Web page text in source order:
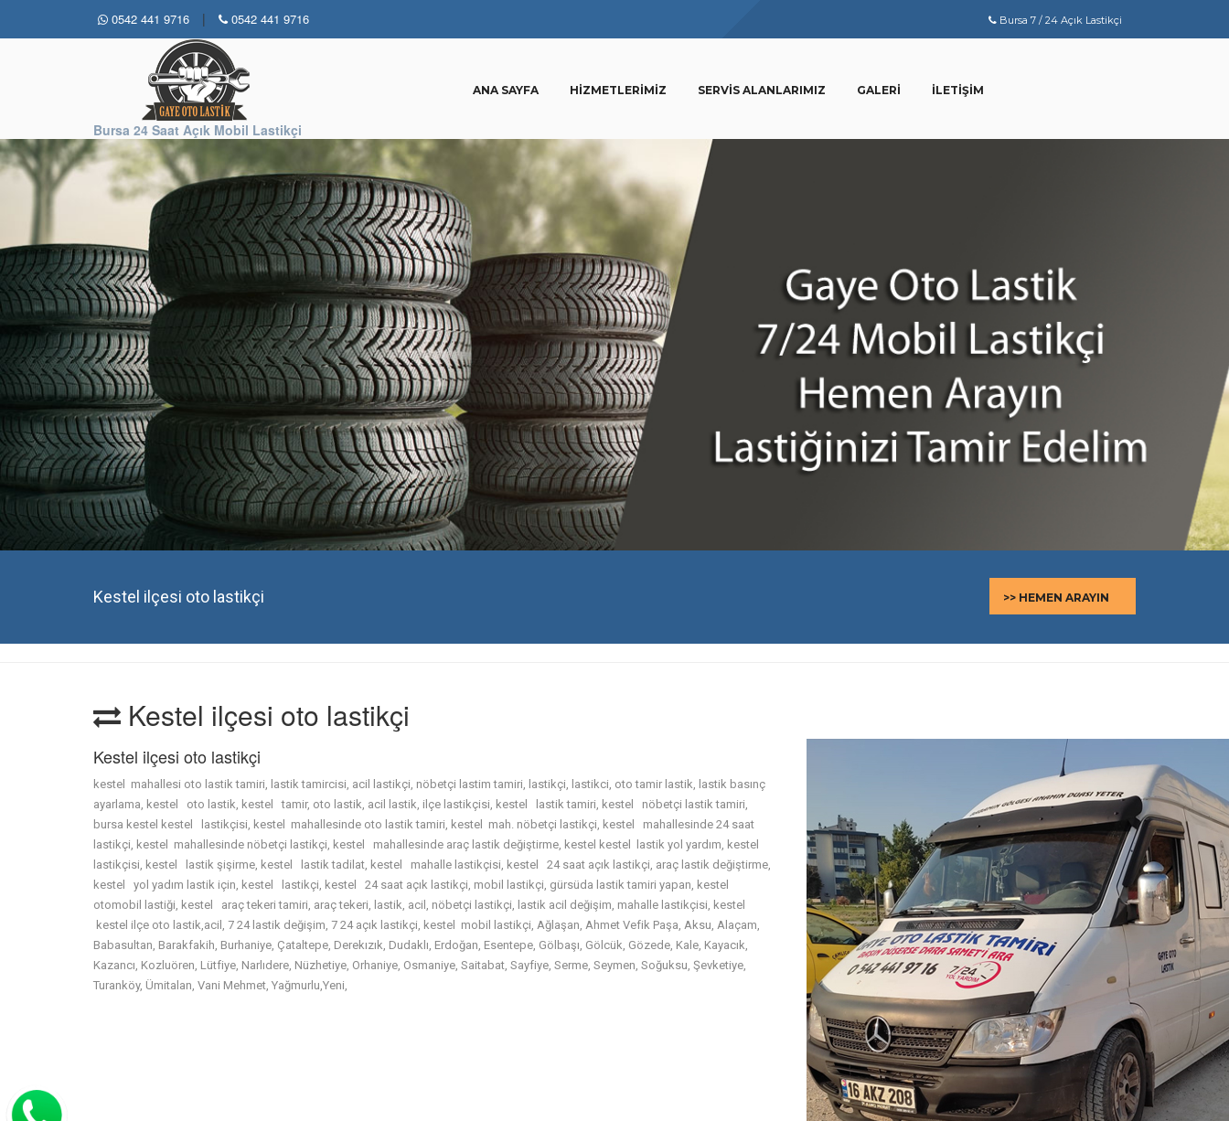
0542 441 9716 | 0542 441 9716 Bursa 7 / 24 Açık Lastikçi
Bursa 24 Saat Açık Mobil Lastikçi
ANA SAYFA HIZMETLERIMIZ SERVIS ALANLARIMIZ GALERI İLETIŞIM
Kestel ilçesi oto lastikçi >> HEMEN ARAYIN
Kestel ilçesi oto lastikçi
Kestel ilçesi oto lastikçi
kestel mahallesi oto lastik tamiri, lastik tamircisi, acil lastikçi, nöbetçi lastim tamiri, lastikçi, lastikci, oto tamir lastik, lastik basınç
ayarlama, kestel oto lastik, kestel tamir, oto lastik, acil lastik, ilçe lastikçisi, kestel lastik tamiri, kestel nöbetçi lastik tamiri,
bursa kestel kestel lastikçisi, kestel mahallesinde oto lastik tamiri, kestel mah. nöbetçi lastikçi, kestel mahallesinde 24 saat
lastikçi, kestel mahallesinde nöbetçi lastikçi, kestel mahallesinde araç lastik değiştirme, kestel kestel lastik yol yardım, kestel
lastikçisi, kestel lastik şişirme, kestel lastik tadilat, kestel mahalle lastikçisi, kestel 24 saat açık lastikçi, araç lastik değiştirme,
kestel yol yadım lastik için, kestel lastikçi, kestel 24 saat açık lastikçi, mobil lastikçi, gürsüda lastik tamiri yapan, kestel
otomobil lastiği, kestel araç tekeri tamiri, araç tekeri, lastik, acil, nöbetçi lastikçi, lastik acil değişim, mahalle lastikçisi, kestel
kestel ilçe oto lastik,acil, 7 24 lastik değişim, 7 24 açık lastikçi, kestel mobil lastikçi, Ağlaşan, Ahmet Vefik Paşa, Aksu, Alaçam,
Babasultan, Barakfakih, Burhaniye, Çataltepe, Derekızık, Dudaklı, Erdoğan, Esentepe, Gölbaşı, Gölcük, Gözede, Kale, Kayacık,
Kazancı, Kozluören, Lütfiye, Narlıdere, Nüzhetiye, Orhaniye, Osmaniye, Saitabat, Sayfiye, Serme, Seymen, Soğuksu, Şevketiye,
Turanköy, Ümitalan, Vani Mehmet, Yağmurlu,Yeni,